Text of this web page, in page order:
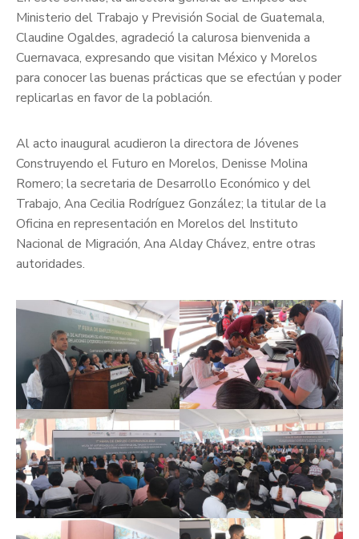
Ministerio del Trabajo y Previsión Social de Guatemala,
Claudine Ogaldes, agradeció la calurosa bienvenida a
Cuernavaca, expresando que visitan México y Morelos
para conocer las buenas prácticas que se efectúan y poder
replicarlas en favor de la población.
Al acto inaugural acudieron la directora de Jóvenes
Construyendo el Futuro en Morelos, Denisse Molina
Romero; la secretaria de Desarrollo Económico y del
Trabajo, Ana Cecilia Rodríguez González; la titular de la
Oficina en representación en Morelos del Instituto
Nacional de Migración, Ana Alday Chávez, entre otras
autoridades.